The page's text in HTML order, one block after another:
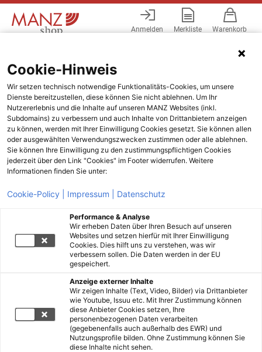
Anmelden Merkliste Warenkorb
Cookie-Hinweis
Wir setzen technisch notwendige Funktionalitäts-Cookies, um unsere
Dienste bereitzustellen, diese können Sie nicht ablehnen. Um Ihr
Nutzererlebnis und die Inhalte auf unseren MANZ Websites (inkl.
Subdomains) zu verbessern und auch Inhalte von Drittanbietern anzeigen
zu können, werden mit Ihrer Einwilligung Cookies gesetzt. Sie können allen
oder ausgewählten Verwendungszwecken zustimmen oder alle ablehnen.
Sie können Ihre Einwilligung zu den zustimmungspflichtigen Cookies
jederzeit über den Link "Cookies" im Footer widerrufen. Weitere
Informationen finden Sie unter:
Cookie-Policy | Impressum | Datenschutz
Performance & Analyse
Wir erheben Daten über Ihren Besuch auf unseren
Websites und setzen hierfür mit Ihrer Einwilligung
Cookies. Dies hilft uns zu verstehen, was wir
verbessern sollen. Die Daten werden in der EU
gespeichert.
Anzeige externer Inhalte
Wir zeigen Inhalte (Text, Video, Bilder) via Drittanbieter
wie Youtube, Issuu etc. Mit Ihrer Zustimmung können
diese Anbieter Cookies setzen, Ihre
personenbezogenen Daten verarbeiten
(gegebenenfalls auch außerhalb des EWR) und
Nutzungsprofile bilden. Ohne Zustimmung können Sie
diese Inhalte nicht sehen.